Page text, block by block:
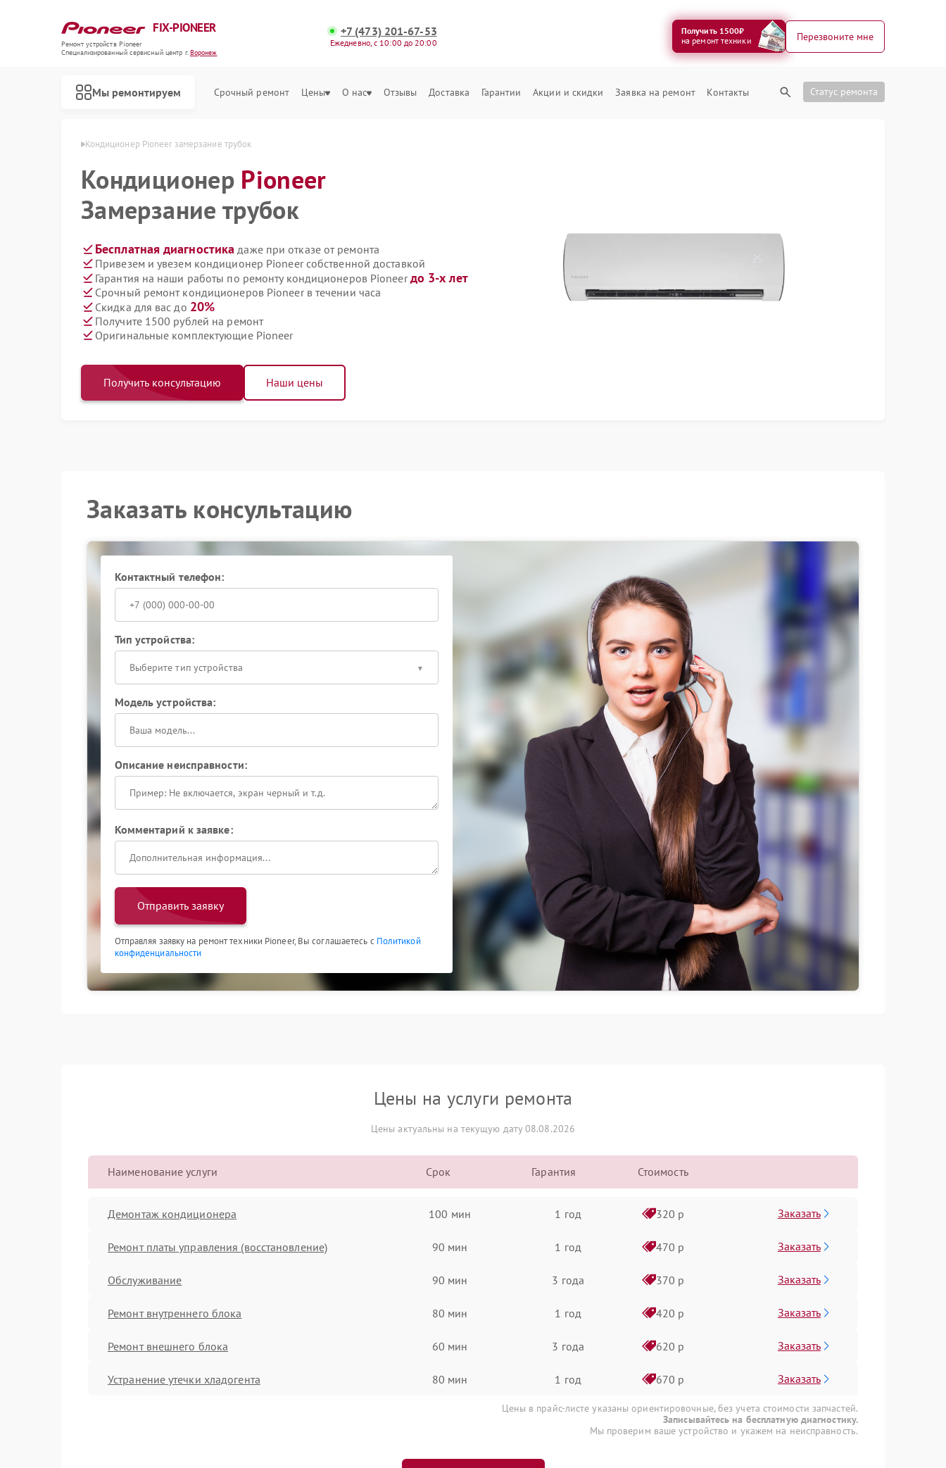
FIX-PIONEER
Ремонт устройств Pioneer
Специализированный cервисный центр г.Воронеж
+7 (473) 201-67-53
Ежедневно, с 10:00 до 20:00
Получить 1500₽
на ремонт техники
Перезвоните мне
Мы ремонтируем Срочный ремонт Цены О нас Отзывы Доставка Гарантии Акции и скидки Заявка на ремонт Контакты Статус ремонта
Кондиционер Pioneer замерзание трубок
Кондиционер Pioneer
Замерзание трубок
Бесплатная диагностика даже при отказе от ремонта
Привезем и увезем кондиционер Pioneer собственной доставкой
Гарантия на наши работы по ремонту кондиционеров Pioneerдо 3-х лет
Срочный ремонт кондиционеров Pioneer в течении часа
Скидка для вас до 20%
Получите 1500 рублей на ремонт
Оригинальные комплектующие Pioneer
Получить консультацию Наши цены
Заказать консультацию
Контактный телефон:
Тип устройства:
Выберите тип устройства
Модель устройства:
Описание неисправности:
Комментарий к заявке:
Отправить заявку
Отправляя заявку на ремонт техники Pioneer, Вы соглашаетесь с Политикой
конфиденциальности
Цены на услуги ремонта
Цены актуальны на текущую дату 08.08.2026
Наименование услуги Срок Гарантия Стоимость
Демонтаж кондиционера 100 мин 1 год 320 р Заказать
Ремонт платы управления (восстановление) 90 мин 1 год 470 р Заказать
Обслуживание 90 мин 3 года 370 р Заказать
Ремонт внутреннего блока 80 мин 1 год 420 р Заказать
Ремонт внешнего блока 60 мин 3 года 620 р Заказать
Устранение утечки хладогента 80 мин 1 год 670 р Заказать
Цены в прайс-листе указаны ориентировочные, без учета стоимости запчастей.
Записывайтесь на бесплатную диагностику.
Мы проверим ваше устройство и укажем на неисправность.